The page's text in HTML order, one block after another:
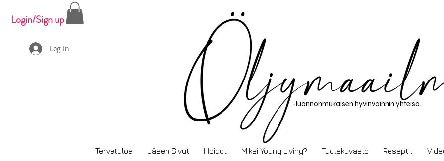
Login/Sign up
Log In
-luonnonmukaisen hyvinvoinnin yhteisö.
Tervetuloa Jäsen Sivut Hoidot Miksi Young Living? Tuotekuvasto Reseptit